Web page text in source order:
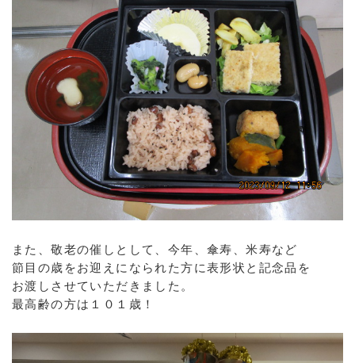
また、敬老の催しとして、今年、傘寿、米寿など
節目の歳をお迎えになられた方に表形状と記念品を
お渡しさせていただきました。
最高齢の方は１０１歳！